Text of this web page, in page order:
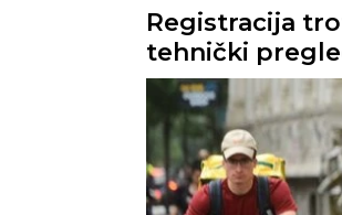
Registracija
tehnički